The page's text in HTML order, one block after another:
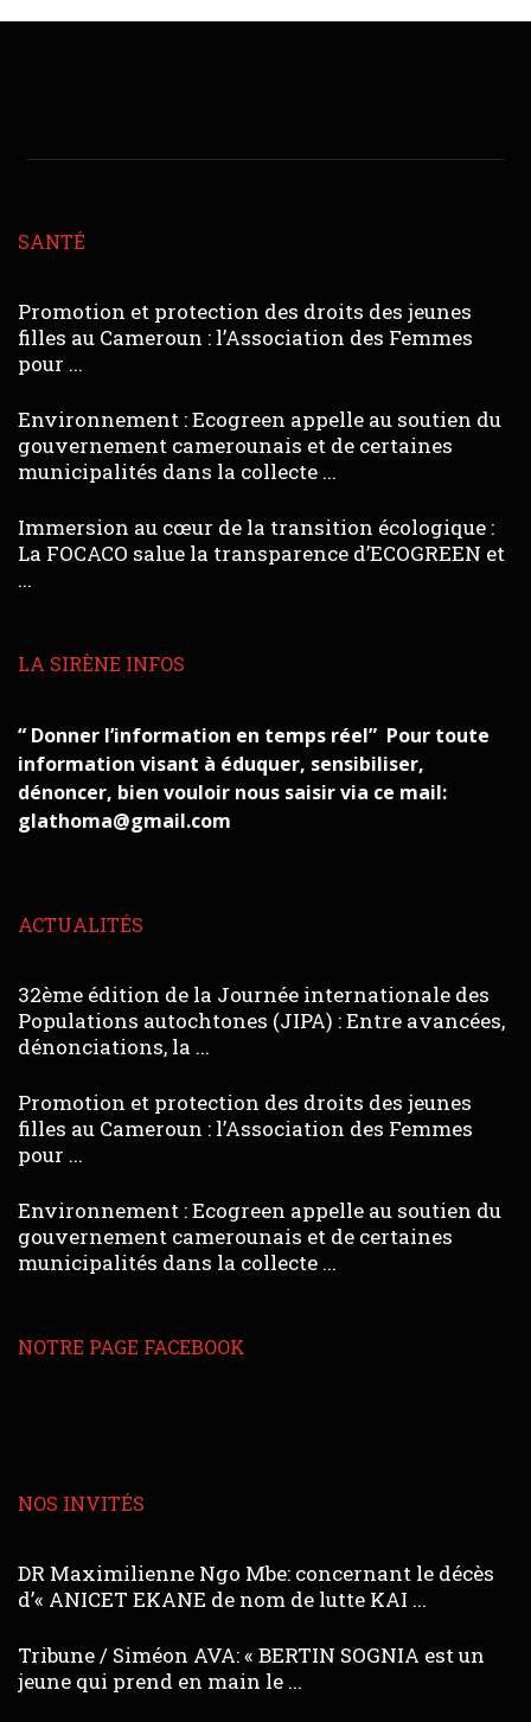
SANTÉ
Promotion et protection des droits des jeunes
filles au Cameroun : l’Association des Femmes
pour ...
Environnement : Ecogreen appelle au soutien du
gouvernement camerounais et de certaines
municipalités dans la collecte ...
Immersion au cœur de la transition écologique :
La FOCACO salue la transparence d’ECOGREEN et
...
LA SIRÈNE INFOS
“ Donner l’information en temps réel” Pour toute
information visant à éduquer, sensibiliser,
dénoncer, bien vouloir nous saisir via ce mail:
glathoma@gmail.com
ACTUALITÉS
32ème édition de la Journée internationale des
Populations autochtones (JIPA) : Entre avancées,
dénonciations, la ...
Promotion et protection des droits des jeunes
filles au Cameroun : l’Association des Femmes
pour ...
Environnement : Ecogreen appelle au soutien du
gouvernement camerounais et de certaines
municipalités dans la collecte ...
NOTRE PAGE FACEBOOK
NOS INVITÉS
DR Maximilienne Ngo Mbe: concernant le décès
d’« ANICET EKANE de nom de lutte KAI ...
Tribune / Siméon AVA: « BERTIN SOGNIA est un
jeune qui prend en main le ...